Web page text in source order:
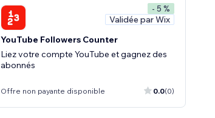
- 5 %
Validée par Wix
YouTube Followers Counter
Liez votre compte YouTube et gagnez des
abonnés
Offre non payante disponible 0.0(0)